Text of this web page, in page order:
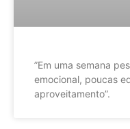
”Em uma semana
emocional, poucas
aproveitamento”.